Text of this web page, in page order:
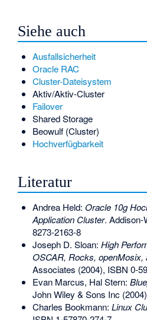
Siehe auch
Ausfallsicherheit
Oracle RAC
Cluster-Dateisystem
Aktiv/Aktiv-Cluster
Failover
Shared Storage
Beowulf (Cluster)
Hochverfügbarkeit
Literatur
Andrea Held: Oracle 10g
Application Cluster. Addison-
8273-2163-8
Joseph D. Sloan: High
OSCAR, Rocks, openMosix,
Associates (2004), ISBN 0-
Evan Marcus, Hal Stern:
John Wiley & Sons Inc
Charles Bookmann: Linux